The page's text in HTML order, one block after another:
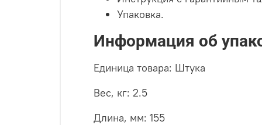
Упаковка.
Информация об
Единица товара: Штука
Вес, кг: 2.5
Длина, мм: 155